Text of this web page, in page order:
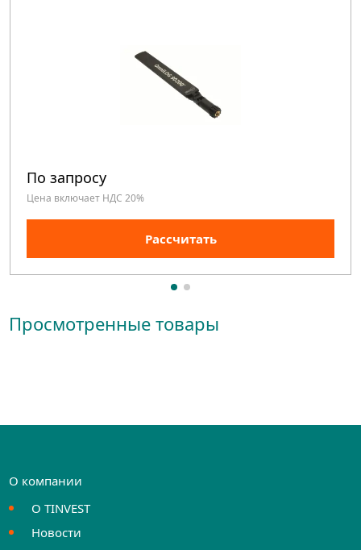
По запросу
Цена включает НДС 20%
Рассчитать
Просмотренные товары
О компании
О TINVEST
Новости